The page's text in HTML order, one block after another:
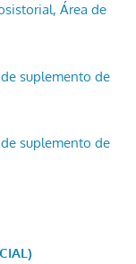
Área de
suplemento de
suplemento de